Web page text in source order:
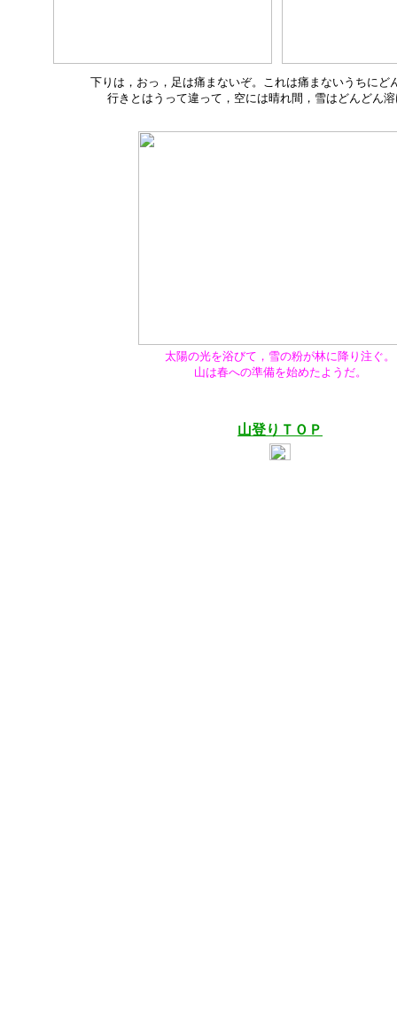
下りは，おっ，足は痛まないぞ。これは痛まないうちにど
行きとはうって違って，空には晴れ間，雪はどんどん
太陽の光を浴びて，雪の粉が林に降り注ぐ。
山は春への準備を始めたようだ。
山登りＴＯＰ